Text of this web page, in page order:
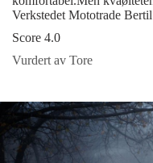
Verkstedet Mototrade
Score 4.0
Vurdert av Tore